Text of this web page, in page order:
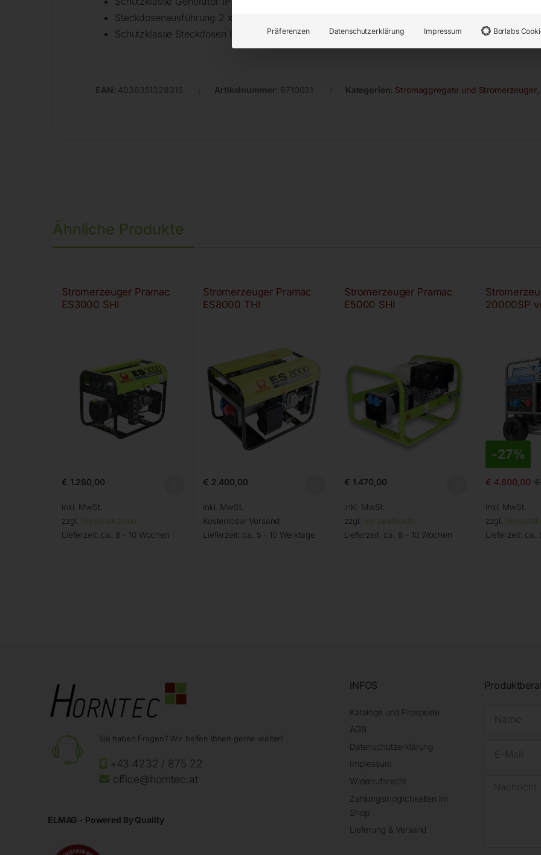
Steckdosenausführung 2 x 230 V 16A / 1 x 400V 63A
Schutzklasse Steckdosen IP 44
EAN: 4036351328315 Artikelnummer: 6710031 Kategorien: Stromaggregate und Stromerzeuger,
Ähnliche Produkte
Stromerzeuger Pramac
ES3000 SHI
€ 1.260,00
inkl. MwSt.
zzgl. Versandkosten
Lieferzeit: ca. 8 – 10 Wochen
Stromerzeuger Pramac
ES8000 THI
€ 2.400,00
inkl. MwSt.
Kostenloser Versand
Lieferzeit: ca. 5 - 10 Werktage
Stromerzeuger Pramac
E5000 SHI
€ 1.470,00
inkl. MwSt.
zzgl. Versandkosten
Lieferzeit: ca. 8 – 10 Wochen
20000SP
-27%
€ 4.800,00 €
inkl. MwSt.
zzgl.
Lieferzeit: ca.
Sie haben Fragen? Wir helfen Ihnen gerne weiter!
+43 4232 / 875 22
office@horntec.at
ELMAG - Powered By Quality
INFOS
Kataloge und Prospekte
AGB
Datenschutzerklärung
Impressum
Widerrufsrecht
Zahlungsmöglichkeiten im
Shop
Lieferung & Versand
Präferenzen Datenschutzerklärung Impressum Borlabs